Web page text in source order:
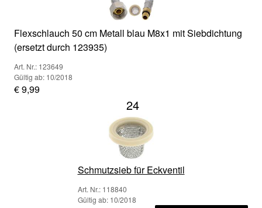
Flexschlauch 50 cm Metall blau M8x1 mit Siebdichtung
(ersetzt durch 123935)
Art. Nr.: 123649
Gültig ab: 10/2018
€ 9,99
24
Schmutzsieb für Eckventil
Art. Nr.: 118840
Gültig ab: 10/2018